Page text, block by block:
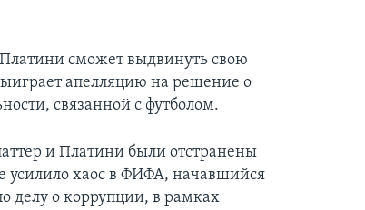
сможет выдвинуть свою
апелляцию на решение о
связанной с футболом.
и Платини были отстранены
усилило хаос в ФИФА, начавшийся
делу о коррупции, в рамках